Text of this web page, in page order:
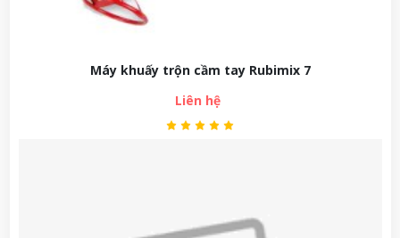
Máy khuấy trộn cầm tay Rubimix 7
Liên hệ